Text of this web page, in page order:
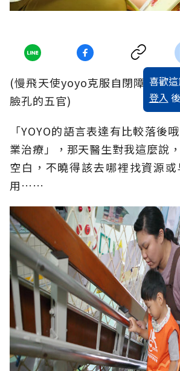
喜歡
登入
(慢飛天使yoyo克服自閉障礙，
臉孔的五官)
「YOYO的語言表達有比較落後
業治療」，那天醫生對我這麼說
空白，不曉得該去哪裡找資源
用……